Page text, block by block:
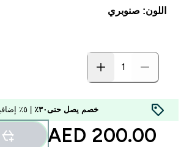
اللون: صنوبري
خصم يصل حتى٣٠٪
200.00 AED‎